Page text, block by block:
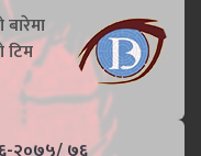
बारेमा
टिम